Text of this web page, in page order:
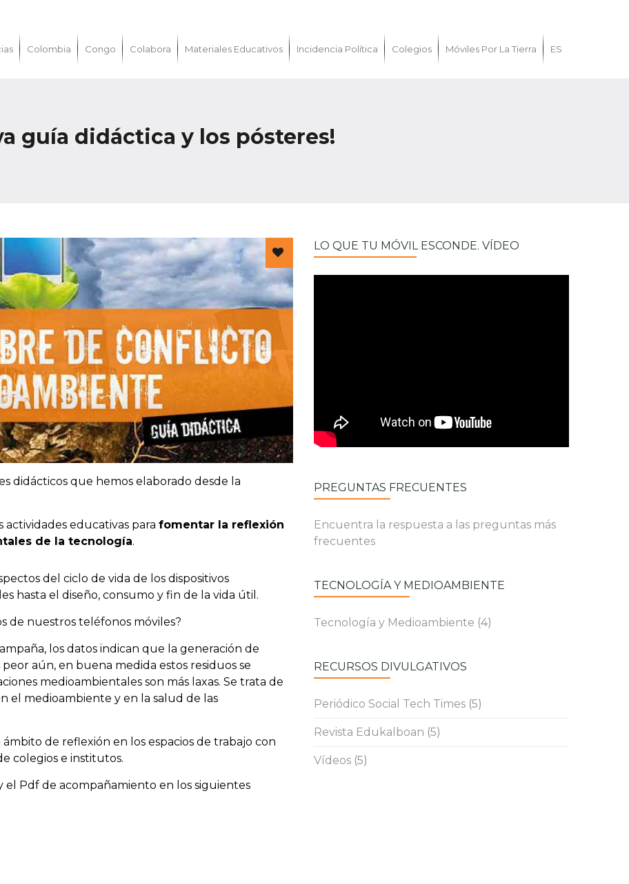
Colombia Congo Colabora Materiales Educativos Incidencia Política Colegios Móviles Por La Tierra ES
guía didáctica y los pósteres!
didácticos que hemos elaborado desde la
educativas para fomentar la reflexión
de la tecnología.
del ciclo de vida de los dispositivos
hasta el diseño, consumo y fin de la vida útil.
de nuestros teléfonos móviles?
los datos indican que la generación de
aún, en buena medida estos residuos se
medioambientales son más laxas. Se trata de
el medioambiente y en la salud de las
de reflexión en los espacios de trabajo con
colegios e institutos.
el Pdf de acompañamiento en los siguientes
LO QUE TU MÓVIL ESCONDE. VÍDEO
PREGUNTAS FRECUENTES
Encuentra la respuesta a las preguntas más
frecuentes
TECNOLOGÍA Y MEDIOAMBIENTE
Tecnología y Medioambiente (4)
RECURSOS DIVULGATIVOS
Periódico Social Tech Times (5)
Revista Edukalboan (5)
Vídeos (5)